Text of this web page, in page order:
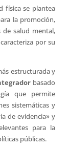
física se plantea
la promoción,
salud mental,
por su
estructurada y
basado
que permite
sistemáticas y
de evidencia» y
para la
públicas.